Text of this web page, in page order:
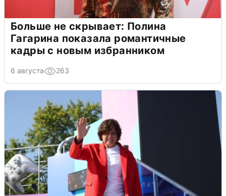
Больше не скрывает: Полина
Гагарина показала романтичные
кадры с новым избранником
6 августа 263